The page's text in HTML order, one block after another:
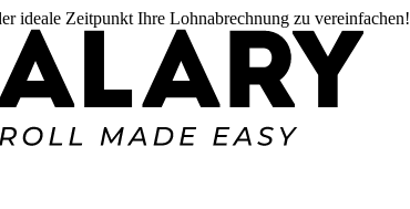
ideale Zeitpunkt Ihre Lohnabrechnung zu vereinfachen!